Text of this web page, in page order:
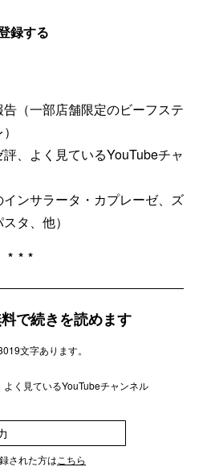
録する
（一部店舗限定のビーフステ
、よく見ているYouTubeチャ
ンサラータ・カプレーゼ、ズ
タ、他）
***
で続きを読めます
文字あります。
く見ているYouTubeチャンネル
された方は こちら